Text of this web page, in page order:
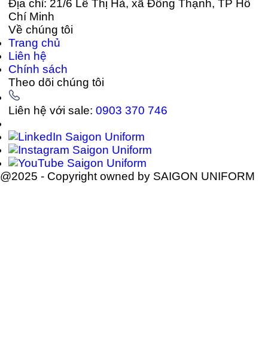
Địa chỉ: 21/6 Lê Thị Hà, xã Đông Thạnh, TP Hồ
Chí Minh
Về chúng tôi
Trang chủ
Liên hệ
Chính sách
Theo dõi chúng tôi
Liên hệ với sale:0903 370 746
@2025 - Copyright owned by SAIGON UNIFORM